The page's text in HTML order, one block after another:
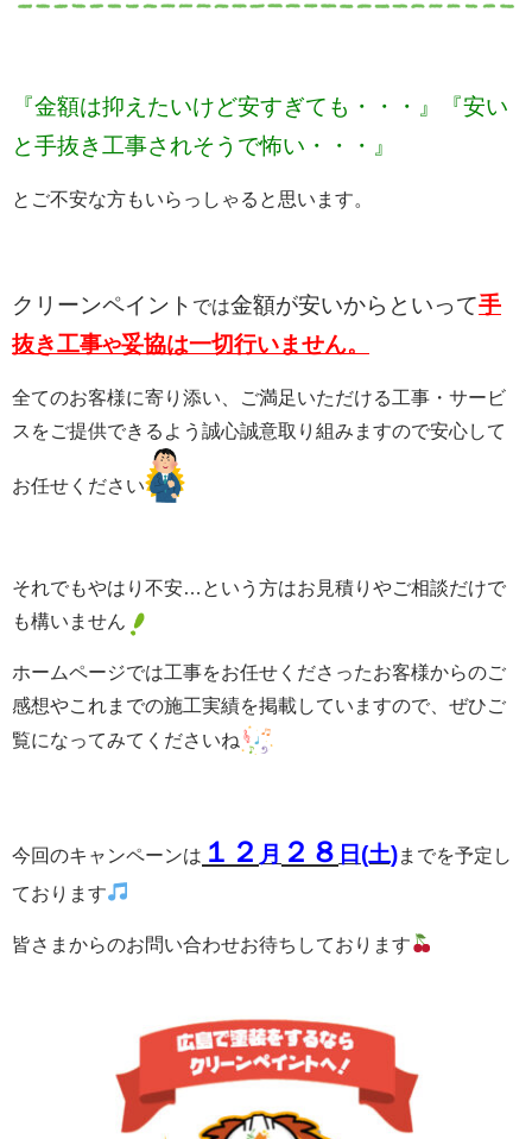
『金額は抑えたいけど安すぎても・・・』『安い
と手抜き工事されそうで怖い・・・』
とご不安な方もいらっしゃると思います。
クリーンペイント では金額が安いからといって手
抜き工事や妥協は一切行いません。
全てのお客様に寄り添い、ご満足いただける工事・サービ
スをご提供できるよう誠心誠意取り組みますので安心して
お任せください
それでもやはり不安…という方はお見積りやご相談だけで
も構いません
ホームページでは工事をお任せくださったお客様からのご
感想やこれまでの施工実績を掲載していますので、ぜひご
覧になってみてくださいね
今回のキャンペーンは １２ 月 ２８ 日(土)までを予定し
ております
皆さまからのお問い合わせお待ちしております